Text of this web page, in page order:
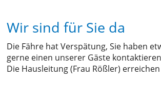
Wir sind für Sie da
Die Fähre hat Verspätung, Sie haben
gerne einen unserer Gäste
Die Hausleitung (Frau Rößler)